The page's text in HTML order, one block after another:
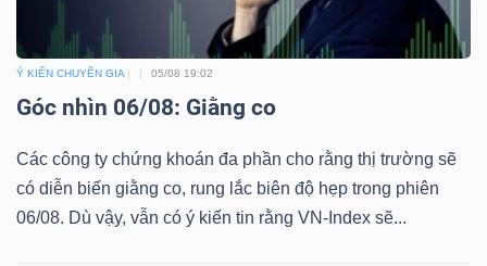
Ý KIẾN CHUYÊN GIA 05/08 19:02
Góc nhìn 06/08: Giằng co
Các công ty chứng khoán đa phần cho rằng thị trường sẽ
có diễn biến giằng co, rung lắc biên độ hẹp trong phiên
06/08. Dù vậy, vẫn có ý kiến tin rằng VN-Index sẽ...
của
tác
giả
(-)
Báo
cáo